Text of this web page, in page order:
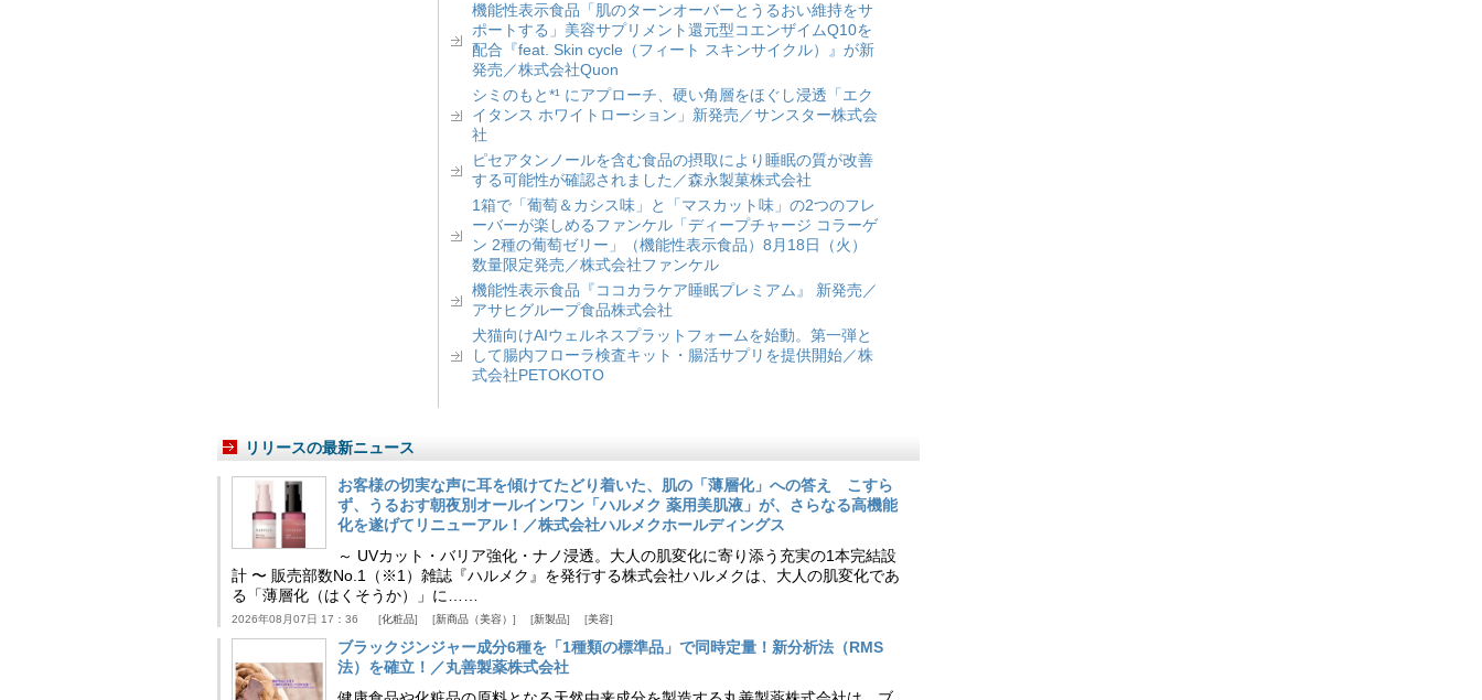
機能性表示食品「肌のターンオーバーとうるおい維持をサ
ポートする」美容サプリメント還元型コエンザイムQ10を
配合『feat. Skin cycle（フィート スキンサイクル）』が新
発売／株式会社Quon
シミのもと*¹ にアプローチ、硬い角層をほぐし浸透「エク
イタンス ホワイトローション」新発売／サンスター株式会
社
ピセアタンノールを含む食品の摂取により睡眠の質が改善
する可能性が確認されました／森永製菓株式会社
1箱で「葡萄＆カシス味」と「マスカット味」の2つのフレ
ーバーが楽しめるファンケル「ディープチャージ コラーゲ
ン 2種の葡萄ゼリー」（機能性表示食品）8月18日（火）
数量限定発売／株式会社ファンケル
機能性表示食品『ココカラケア睡眠プレミアム』 新発売／
アサヒグループ食品株式会社
犬猫向けAIウェルネスプラットフォームを始動。第一弾と
して腸内フローラ検査キット・腸活サプリを提供開始／株
式会社PETOKOTO
リリースの最新ニュース
お客様の切実な声に耳を傾けてたどり着いた、肌の「薄層化」への答え こすら
ず、うるおす朝夜別オールインワン「ハルメク 薬用美肌液」が、さらなる高機能
化を遂げてリニューアル！／株式会社ハルメクホールディングス
～ UVカット・バリア強化・ナノ浸透。大人の肌変化に寄り添う充実の1本完結設
計 〜 販売部数No.1（※1）雑誌『ハルメク』を発行する株式会社ハルメクは、大人の肌変化であ
る「薄層化（はくそうか）」に……
2026年08月07日 17：36 化粧品 新商品（美容） 新製品 美容
ブラックジンジャー成分6種を「1種類の標準品」で同時定量！新分析法（RMS
法）を確立！／丸善製薬株式会社